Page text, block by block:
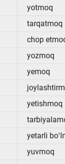
yotmoq
tarqatmoq
chop
yozmoq
yemoq
yetishmoq
yetarli
yuvmoq